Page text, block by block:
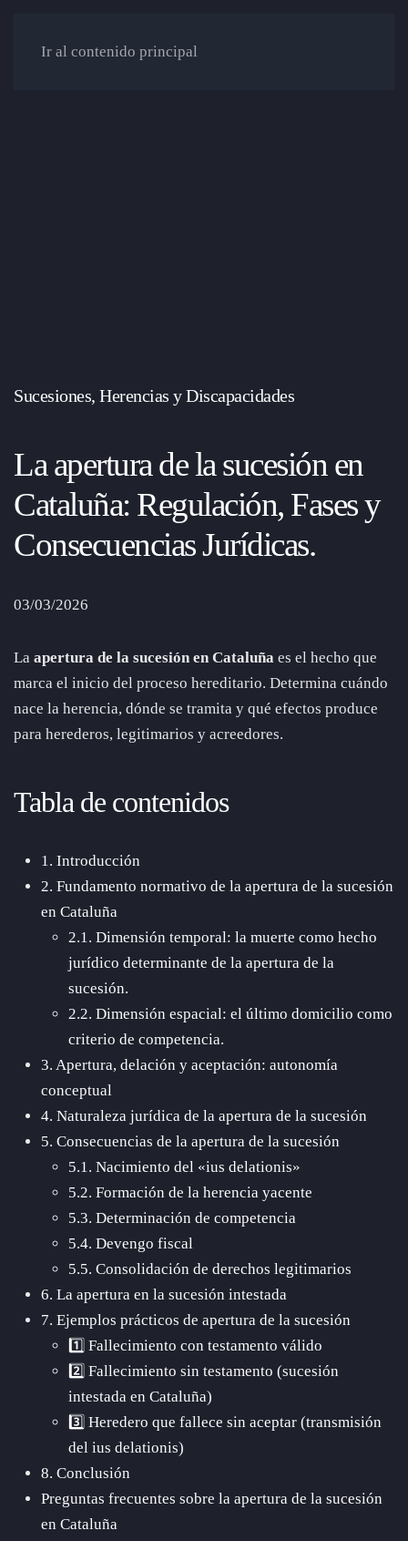
Ir al contenido principal
Sucesiones, Herencias y Discapacidades
La apertura de la sucesión en
Cataluña: Regulación, Fases y
Consecuencias Jurídicas.
03/03/2026
La apertura de la sucesión en Cataluña es el hecho que
marca el inicio del proceso hereditario. Determina cuándo
nace la herencia, dónde se tramita y qué efectos produce
para herederos, legitimarios y acreedores.
Tabla de contenidos
1. Introducción
2. Fundamento normativo de la apertura de la sucesión
en Cataluña
2.1. Dimensión temporal: la muerte como hecho
jurídico determinante de la apertura de la
sucesión.
2.2. Dimensión espacial: el último domicilio como
criterio de competencia.
3. Apertura, delación y aceptación: autonomía
conceptual
4. Naturaleza jurídica de la apertura de la sucesión
5. Consecuencias de la apertura de la sucesión
5.1. Nacimiento del «ius delationis»
5.2. Formación de la herencia yacente
5.3. Determinación de competencia
5.4. Devengo fiscal
5.5. Consolidación de derechos legitimarios
6. La apertura en la sucesión intestada
7. Ejemplos prácticos de apertura de la sucesión
1️⃣ Fallecimiento con testamento válido
2️⃣ Fallecimiento sin testamento (sucesión
intestada en Cataluña)
3️⃣ Heredero que fallece sin aceptar (transmisión
del ius delationis)
8. Conclusión
Preguntas frecuentes sobre la apertura de la sucesión
en Cataluña